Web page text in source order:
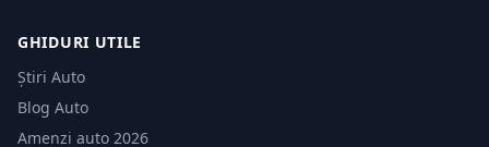
GHIDURI UTILE
Știri Auto
Blog Auto
Amenzi auto 2026